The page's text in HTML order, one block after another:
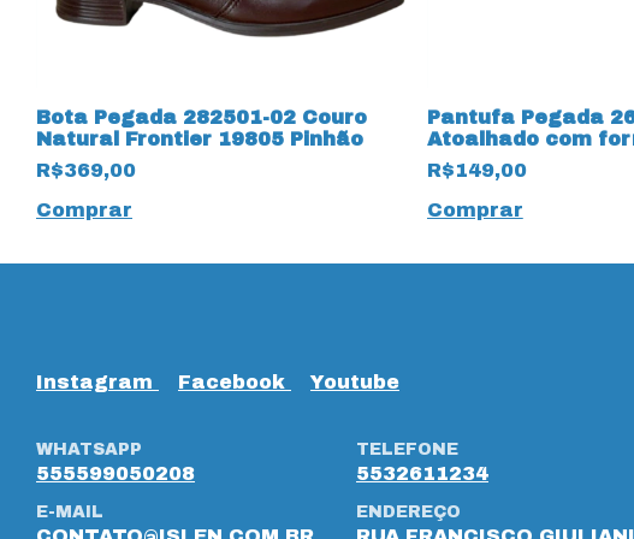
Bota Pegada 282501-02 Couro
Natural Frontier 19805 Pinhão
R$369,00
Comprar
Pantufa Pegada
Atoalhado com
15351 Preto
R$149,00
Comprar
Instagram Facebook Youtube
WHATSAPP
555599050208
TELEFONE
5532611234
E-MAIL ENDEREÇO